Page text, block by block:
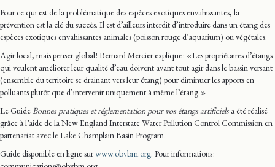
Pour ce qui est de la problématique des espèces exotiques envahissantes, la
prévention est la clé du succès. Il est d’ailleurs interdit d’introduire dans un étang des
espèces exotiques envahissantes animales (poisson rouge d’aquarium) ou végétales.
Agir local, mais penser global ! Bernard Mercier explique : « Les propriétaires d’étangs
qui veulent améliorer leur qualité d’eau doivent avant tout agir dans le bassin versant
(ensemble du territoire se drainant vers leur étang) pour diminuer les apports en
polluants plutôt que d’intervenir uniquement à même l’étang. »
Le GuideBonnes pratiques et réglementation pour vos étangs artificiels a été réalisé
grâce à l’aide de la New England Interstate Water Pollution Control Commission en
partenariat avec le Lake Champlain Basin Program.
Guide disponible en ligne surwww.obvbm.org. Pour informations :